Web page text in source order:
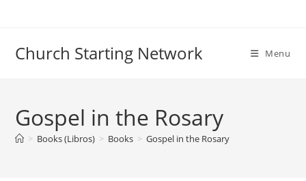
Church Starting Network Menu
Gospel in the Rosary
> Books (Libros) > Books > Gospel in the Rosary